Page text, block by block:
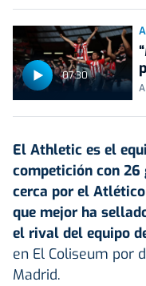
07:30
El Athletic es el
competición con 26
cerca por el
que mejor ha
el rival del equipo
en El Coliseum por
Madrid.